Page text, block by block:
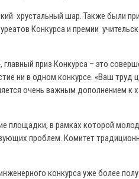
хрустальный шар. Также были
Конкурса и премии
приз Конкурса – это
ни в одном конкурсе. «Ваш
очень важным дополнением к
площадки, в рамках которой
проблем. Комитет
конкурса уже более